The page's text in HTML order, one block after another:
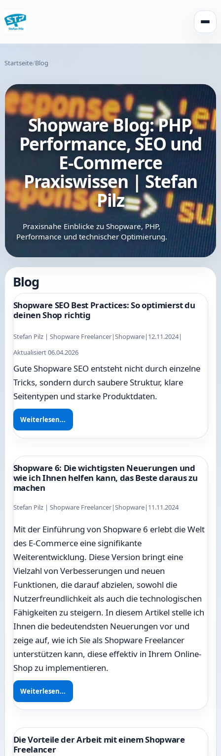
Startseite Blog
Shopware Blog: PHP,
Performance, SEO und
E-Commerce
Praxiswissen | Stefan
Pilz
Praxisnahe Einblicke zu Shopware, PHP,
Performance und technischer Optimierung.
Blog
Shopware SEO Best Practices: So optimierst du
deinen Shop richtig
Stefan Pilz | Shopware Freelancer|Shopware| 12.11.2024|
Aktualisiert 06.04.2026
Gute Shopware SEO entsteht nicht durch einzelne
Tricks, sondern durch saubere Struktur, klare
Seitentypen und starke Produktdaten.
Weiterlesen...
Shopware 6: Die wichtigsten Neuerungen und
wie ich Ihnen helfen kann, das Beste daraus zu
machen
Stefan Pilz | Shopware Freelancer|Shopware| 11.11.2024
Mit der Einführung von Shopware 6 erlebt die Welt
des E-Commerce eine signifikante
Weiterentwicklung. Diese Version bringt eine
Vielzahl von Verbesserungen und neuen
Funktionen, die darauf abzielen, sowohl die
Nutzerfreundlichkeit als auch die technologischen
Fähigkeiten zu steigern. In diesem Artikel stelle ich
Ihnen die bedeutendsten Neuerungen vor und
zeige auf, wie ich Sie als Shopware Freelancer
unterstützen kann, diese effektiv in Ihrem Online-
Shop zu implementieren.
Weiterlesen...
Die Vorteile der Arbeit mit einem Shopware
Freelancer